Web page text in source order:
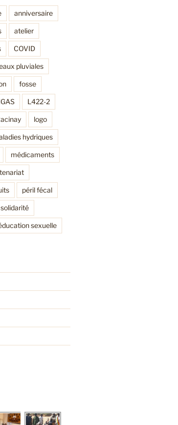
anniversaire
atelier
COVID
pluviales
fosse
L422-2
logo
hydriques
médicaments
péril fécal
solidarité
sexuelle